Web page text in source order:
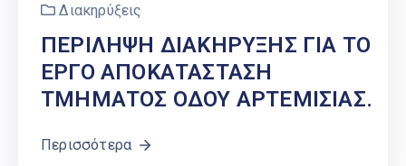
Διακηρύξεις
ΠΕΡΙΛΗΨΗ ΔΙΑΚΗΡΥΞΗΣ ΓΙΑ ΤΟ
ΕΡΓΟ ΑΠΟΚΑΤΑΣΤΑΣΗ
ΤΜΗΜΑΤΟΣ ΟΔΟΥ ΑΡΤΕΜΙΣΙΑΣ.
Περισσότερα